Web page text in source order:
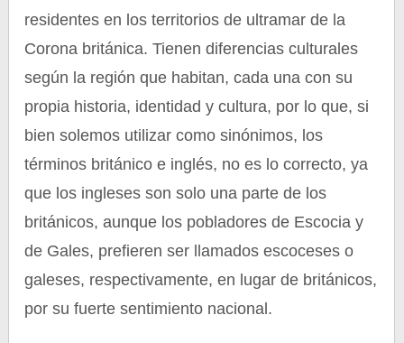
residentes en los territorios de ultramar de la
Corona británica. Tienen diferencias culturales
según la región que habitan, cada una con su
propia historia, identidad y cultura, por lo que, si
bien solemos utilizar como sinónimos, los
términos británico e inglés, no es lo correcto, ya
que los ingleses son solo una parte de los
británicos, aunque los pobladores de Escocia y
de Gales, prefieren ser llamados escoceses o
galeses, respectivamente, en lugar de británicos,
por su fuerte sentimiento nacional.